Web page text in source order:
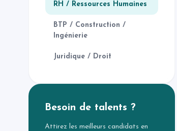
RH / Ressources Humaines
BTP / Construction /
Ingénierie
Juridique / Droit
Besoin de talents ?
Attirez les meilleurs candidats en